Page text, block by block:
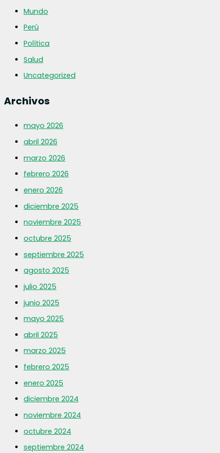
Mundo
Perú
Política
Salud
Uncategorized
Archivos
mayo 2026
abril 2026
marzo 2026
febrero 2026
enero 2026
diciembre 2025
noviembre 2025
octubre 2025
septiembre 2025
agosto 2025
julio 2025
junio 2025
mayo 2025
abril 2025
marzo 2025
febrero 2025
enero 2025
diciembre 2024
noviembre 2024
octubre 2024
septiembre 2024